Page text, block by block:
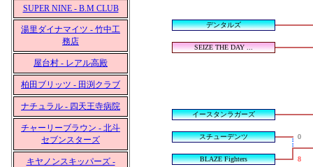
SUPER NINE - B.M CLUB
湯里ダイナマイツ - 竹中工
務店
屋台村 - レアル高殿
柏田ブリッツ - 田渕クラブ
ナチュラル - 四天王寺病院
チャーリーブラウン - 北斗
セブンスターズ
キヤノンスキッパーズ -
デンタルズ
SEIZE THE DAY ...
イースタンラガーズ
スチューデンツ 0
BLAZE Fighters 8